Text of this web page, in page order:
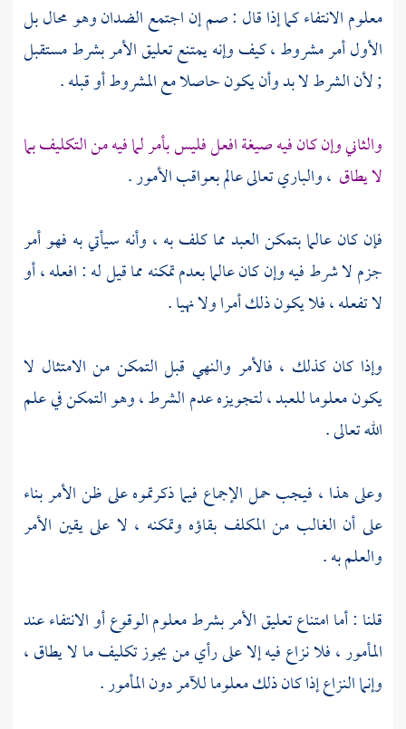
معلوم الانتفاء كما إذا قال : صم إن اجتمع الضدان وهو محال بل
الأول أمر مشروط ، كيف وإنه يمتنع تعليق الأمر بشرط مستقبل
; لأن الشرط لا بد وأن يكون حاصلا مع المشروط أو قبله .
والثاني وإن كان فيه صيغة افعل فليس بأمر لما فيه من التكليف بما
لا يطاق ، والباري تعالى عالم بعواقب الأمور .
فإن كان عالما بتمكن العبد مما كلف به ، وأنه سيأتي به فهو أمر
جزم لا شرط فيه وإن كان عالما بعدم تمكنه مما قيل له : افعله ، أو
لا تفعله ، فلا يكون ذلك أمرا ولا نهيا .
وإذا كان كذلك ، فالأمر والنهي قبل التمكن من الامتثال لا
يكون معلوما للعبد ، لتجويزه عدم الشرط ، وهو التمكن في علم
الله تعالى .
وعلى هذا ، فيجب حمل الإجماع فيما ذكرتموه على ظن الأمر بناء
على أن الغالب من المكلف بقاؤه وتمكنه ، لا على يقين الأمر
والعلم به .
قلنا : أما امتناع تعليق الأمر بشرط معلوم الوقوع أو الانتفاء عند
المأمور ، فلا نزاع فيه إلا على رأي من يجوز تكليف ما لا يطاق ،
وإنما النزاع إذا كان ذلك معلوما للآمر دون المأمور .